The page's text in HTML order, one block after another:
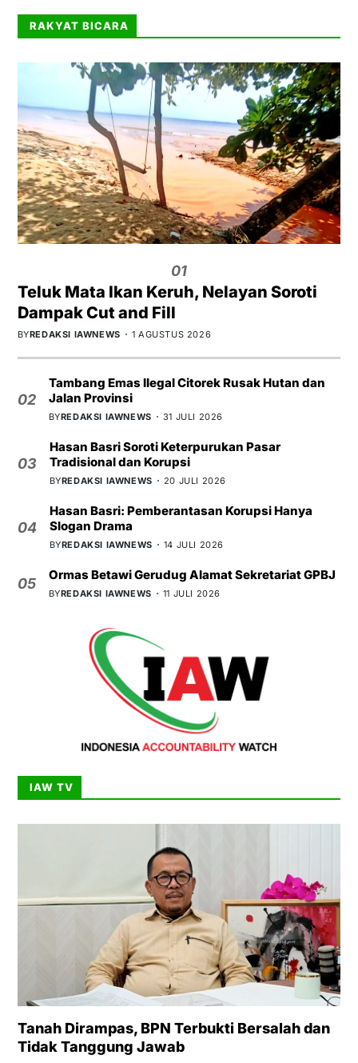
RAKYAT BICARA
01
Teluk Mata Ikan Keruh, Nelayan Soroti
Dampak Cut and Fill
BYREDAKSI IAWNEWS 1 AGUSTUS 2026
02
Tambang Emas Ilegal Citorek Rusak Hutan dan
Jalan Provinsi
BYREDAKSI IAWNEWS 31 JULI 2026
03
Hasan Basri Soroti Keterpurukan Pasar
Tradisional dan Korupsi
BYREDAKSI IAWNEWS 20 JULI 2026
04
Hasan Basri: Pemberantasan Korupsi Hanya
Slogan Drama
BYREDAKSI IAWNEWS 14 JULI 2026
05
Ormas Betawi Gerudug Alamat Sekretariat GPBJ
BYREDAKSI IAWNEWS 11 JULI 2026
IAW TV
Tanah Dirampas, BPN Terbukti Bersalah dan
Tidak Tanggung Jawab